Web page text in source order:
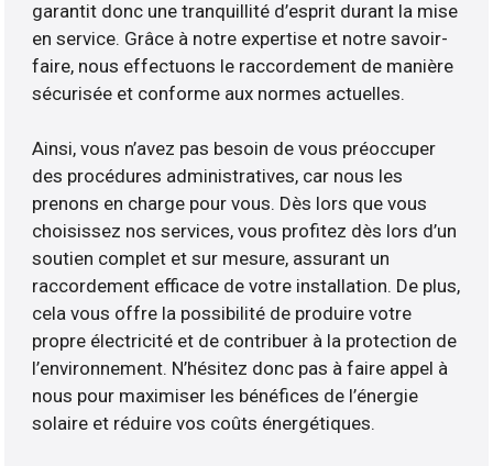
garantit donc une tranquillité d’esprit durant la mise
en service. Grâce à notre expertise et notre savoir-
faire, nous effectuons le raccordement de manière
sécurisée et conforme aux normes actuelles.
Ainsi, vous n’avez pas besoin de vous préoccuper
des procédures administratives, car nous les
prenons en charge pour vous. Dès lors que vous
choisissez nos services, vous profitez dès lors d’un
soutien complet et sur mesure, assurant un
raccordement efficace de votre installation. De plus,
cela vous offre la possibilité de produire votre
propre électricité et de contribuer à la protection de
l’environnement. N’hésitez donc pas à faire appel à
nous pour maximiser les bénéfices de l’énergie
solaire et réduire vos coûts énergétiques.